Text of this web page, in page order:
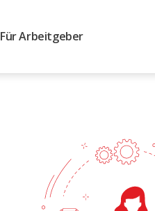
Für Arbeitgeber